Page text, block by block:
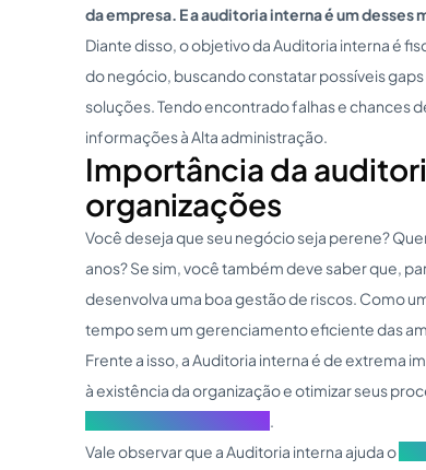
da empresa. E a auditoria interna é um desses
Diante disso, o objetivo da Auditoria interna é
do negócio, buscando constatar possíveis
soluções. Tendo encontrado falhas e chances
informações à Alta administração.
Importância da
organizações
Você deseja que seu negócio seja perene?
anos? Se sim, você também deve saber que,
desenvolva uma boa gestão de riscos. Como
tempo sem um gerenciamento eficiente das
Frente a isso, a Auditoria interna é de extrema
à existência da organização e otimizar seus
.
Vale observar que a Auditoria interna ajuda o